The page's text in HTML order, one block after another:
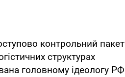
контрольний пакет
структурах
головному ідеологу РФ